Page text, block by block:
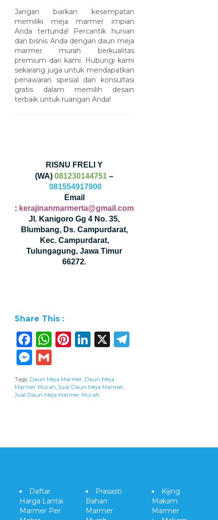
Jangan biarkan kesempatan
memiliki meja marmer impian
Anda tertunda! Percantik hunian
dan bisnis Anda dengan daun meja
marmer murah berkualitas
premium dari kami. Hubungi kami
sekarang juga untuk mendapatkan
penawaran spesial dan konsultasi
gratis dalam memilih desain
terbaik untuk ruangan Anda!
RISNU FRELI Y
(WA)081230144751 –
081554917900
Email
: kerajinanmarmerta@gmail.com
Jl. Kanigoro Gg 4 No. 35,
Blumbang, Ds. Campurdarat,
Kec. Campurdarat,
Tulungagung, Jawa Timur
66272.
Share This :
Facebook
WhatsApp
Pinterest
LinkedIn
X
Messenger
Tags: Daun Meja Marmer Daun Meja
Marmer Murah ,Jual Daun Meja Marmer
Jual Daun Meja Marmer Murah
Daftar
Harga Lantai
Marmer Per
Prasasti
Bahan
Marmer
Kijing
Makam
Marmer